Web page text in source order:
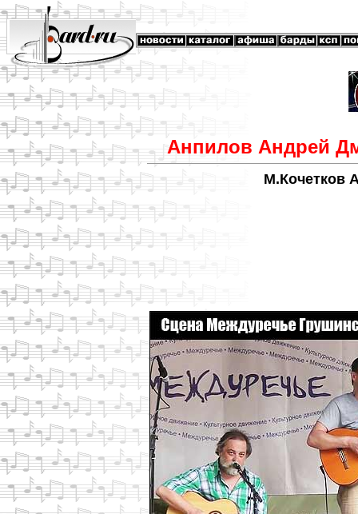
Анпилов Андрей
М.Кочетков